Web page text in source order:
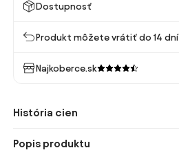
Dostupnosť
Produkt môžete vrátiť do 14 dní
Najkoberce.sk
História cien
Popis produktu